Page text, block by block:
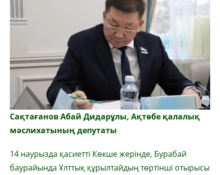
Сақтағанов Абай Дидарұлы, Ақтөбе қалалық
мәслихатының депутаты
14 наурызда қасиетті Көкше жерінде, Бурабай
баурайында Ұлттық құрылтайдың төртінші отырысы